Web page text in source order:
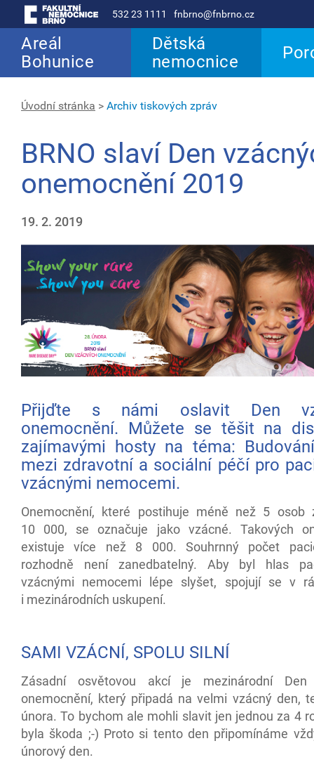
532 23 1111 fnbrno@fnbrno.cz
Areál
Bohunice
Dětská
nemocnice
Úvodní stránka > Archiv tiskových zpráv
BRNO slaví Den
onemocnění 2019
19. 2. 2019
Přijďte s námi oslavit Den
onemocnění. Můžete se těšit na
zajímavými hosty na téma:
mezi zdravotní a sociální péčí pro
vzácnými nemocemi.
Onemocnění, které postihuje méně než 5 osob
10 000, se označuje jako vzácné. Takových
existuje více než 8 000. Souhrnný počet
rozhodně není zanedbatelný. Aby byl hlas
vzácnými nemocemi lépe slyšet, spojují se v
i mezinárodních uskupení.
SAMI VZÁCNÍ, SPOLU
Zásadní osvětovou akcí je mezinárodní Den
onemocnění, který připadá na velmi vzácný den,
února. To bychom ale mohli slavit jen jednou za 4
byla škoda ;-) Proto si tento den připomínáme
únorový den.